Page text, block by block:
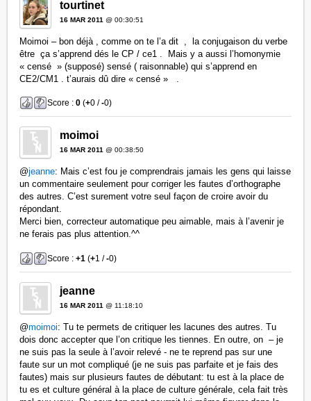
tourtinet
16 MAR 2011 @ 00:30:51
Moimoi – bon déjà , comme on te l’a dit , la conjugaison du verbe
être ça s’apprend dés le CP / ce1 . Mais y a aussi l’homonymie
« censé » (supposé) sensé ( raisonnable) qui s’apprend en
CE2/CM1 . t’aurais dû dire « censé » .
Score :0 (+0 /-0)
moimoi
16 MAR 2011 @ 00:38:50
@jeanne: Mais c’est fou je comprendrais jamais les gens qui laisse
un commentaire seulement pour corriger les fautes d’orthographe
des autres. C’est surement votre seul façon de croire avoir du
répondant.
Merci bien, correcteur automatique peu aimable, mais à l’avenir je
ne ferais pas plus attention.^^
Score :+1 (+1 /-0)
jeanne
16 MAR 2011 @ 11:18:10
@moimoi: Tu te permets de critiquer les lacunes des autres. Tu
dois donc accepter que l’on critique les tiennes. En outre, on – je
ne suis pas la seule à l’avoir relevé - ne te reprend pas sur une
faute sur un mot compliqué (je ne suis pas parfaite et je fais des
fautes) mais sur plusieurs fautes de débutant: tu est à la place de
tu es et culture général à la place de culture générale, cela fait très